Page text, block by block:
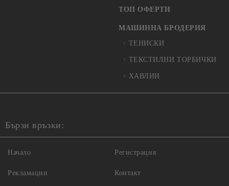
ТОП ОФЕРТИ
МАШИННА БРОДЕРИЯ
ТЕНИСКИ
ТЕКСТИЛНИ ТОРБИЧКИ
ХАВЛИИ
Бързи връзки:
Начало
Рекламации
Регистрация
Контакт